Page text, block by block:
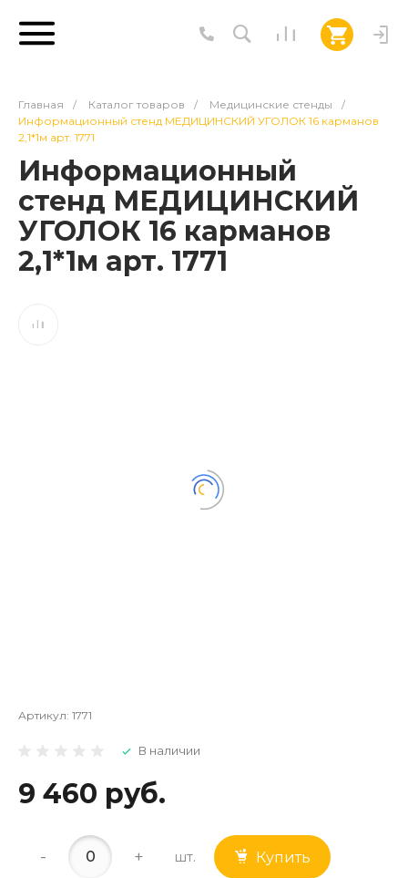
Главная / Каталог товаров / Медицинские стенды
/
Информационный стенд МЕДИЦИНСКИЙ УГОЛОК 16 карманов
2,1*1м арт. 1771
Информационный
стенд МЕДИЦИНСКИЙ
УГОЛОК 16 карманов
2,1*1м арт. 1771
Артикул: 1771
В наличии
9 460 руб.
- + шт. Купить